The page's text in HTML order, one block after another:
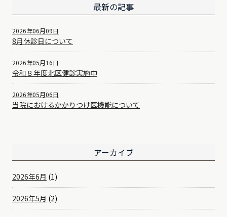
最新の記事
2026年06月09日
8月休診日について
2026年05月16日
令和８年度北区健診実施中
2026年05月06日
当院におけるかかりつけ医機能について
アーカイブ
2026年6月 (1)
2026年5月 (2)